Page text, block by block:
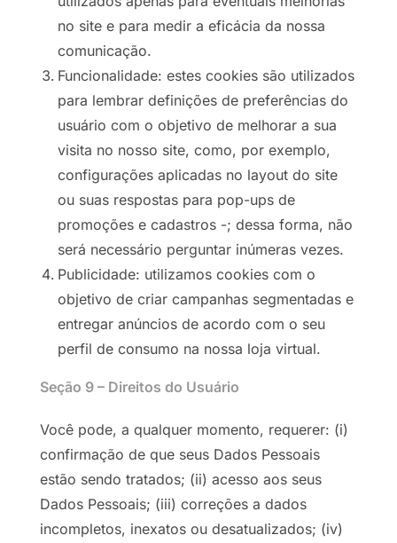
no site e para medir a eficácia da nossa
comunicação.
Funcionalidade: estes cookies são utilizados
para lembrar definições de preferências do
usuário com o objetivo de melhorar a sua
visita no nosso site, como, por exemplo,
configurações aplicadas no layout do site
ou suas respostas para pop-ups de
promoções e cadastros -; dessa forma, não
será necessário perguntar inúmeras vezes.
Publicidade: utilizamos cookies com o
objetivo de criar campanhas segmentadas e
entregar anúncios de acordo com o seu
perfil de consumo na nossa loja virtual.
Seção 9 – Direitos do Usuário
Você pode, a qualquer momento, requerer: (i)
confirmação de que seus Dados Pessoais
estão sendo tratados; (ii) acesso aos seus
Dados Pessoais; (iii) correções a dados
incompletos, inexatos ou desatualizados; (iv)